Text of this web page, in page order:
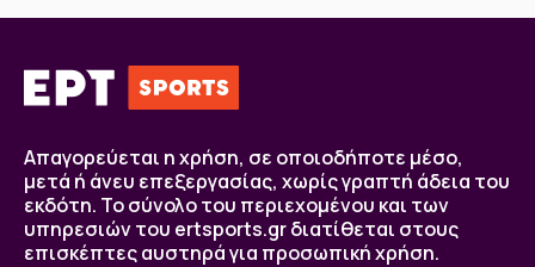
Απαγορεύεται η χρήση, σε οποιοδήποτε μέσο,
μετά ή άνευ επεξεργασίας, χωρίς γραπτή άδεια του
εκδότη. Το σύνολο του περιεχομένου και των
υπηρεσιών του ertsports.gr διατίθεται στους
επισκέπτες αυστηρά για προσωπική χρήση.